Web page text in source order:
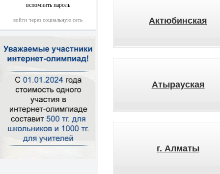
вспомнить пароль
войти через социальную сеть Актюбинская
Атырауская
г. Алматы